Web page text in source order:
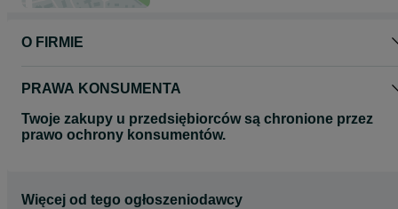
O FIRMIE
PRAWA KONSUMENTA
Twoje zakupy u przedsiębiorców są chronione przez
prawo ochrony konsumentów.
Więcej od tego ogłoszeniodawcy